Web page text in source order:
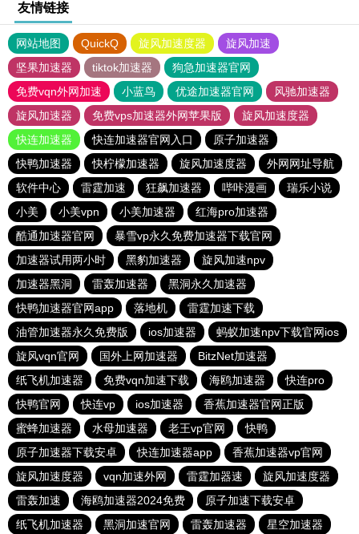
友情链接
网站地图 QuickQ 旋风加速度器
旋风加速
坚果加速器
tiktok加速器
狗急加速器官网
免费vqn外网加速
小蓝鸟 优途加速器官网
风驰加速器
旋风加速器
免费vps加速器外网苹果版
旋风加速度器
快连加速器
快连加速器官网入口
原子加速器
快鸭加速器
快柠檬加速器 旋风加速度器
外网网址导航
软件中心
雷霆加速 狂飙加速器 哔咔漫画
瑞乐小说
小美
小美vpn 小美加速器
红海pro加速器
酷通加速器官网
暴雪vp永久免费加速器下载官网
加速器试用两小时
黑豹加速器
旋风加速npv
加速器黑洞
雷轰加速器
黑洞永久加速器
快鸭加速器官网app
落地机
雷霆加速下载
油管加速器永久免费版
ios加速器
蚂蚁加速npv下载官网ios
旋风vqn官网
国外上网加速器
BitzNet加速器
纸飞机加速器
免费vqn加速下载 海鸥加速器
快连pro
快鸭官网
快连vp ios加速器
香蕉加速器官网正版
蜜蜂加速器
水母加速器 老王vp官网
快鸭
原子加速器下载安卓
快连加速器app
香蕉加速器vp官网
旋风加速度器
vqn加速外网 雷霆加器速
旋风加速度器
雷轰加速
海鸥加速器2024免费
原子加速下载安卓
纸飞机加速器
黑洞加速官网 雷轰加速器 星空加速器